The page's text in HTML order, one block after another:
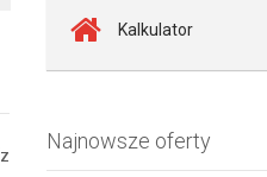
Kalkulator
Najnowsze oferty